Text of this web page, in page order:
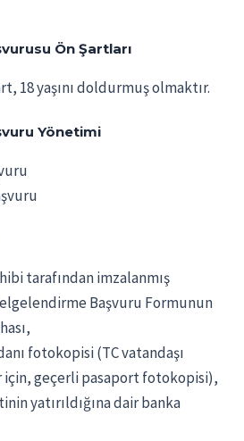
Ön Şartları
18 yaşını doldurmuş olmaktır.
Yönetimi
tarafından imzalanmış
Başvuru Formunun
fotokopisi (TC vatandaşı
için, geçerli pasaport fotokopisi),
yatırıldığına dair banka